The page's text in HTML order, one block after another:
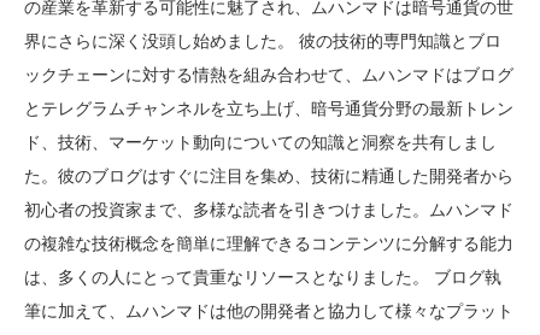
の産業を革新する可能性に魅了され、ムハンマドは暗号通貨の世
界にさらに深く没頭し始めました。 彼の技術的専門知識とブロ
ックチェーンに対する情熱を組み合わせて、ムハンマドはブログ
とテレグラムチャンネルを立ち上げ、暗号通貨分野の最新トレン
ド、技術、マーケット動向についての知識と洞察を共有しまし
た。彼のブログはすぐに注目を集め、技術に精通した開発者から
初心者の投資家まで、多様な読者を引きつけました。ムハンマド
の複雑な技術概念を簡単に理解できるコンテンツに分解する能力
は、多くの人にとって貴重なリソースとなりました。 ブログ執
筆に加えて、ムハンマドは他の開発者と協力して様々なプラット